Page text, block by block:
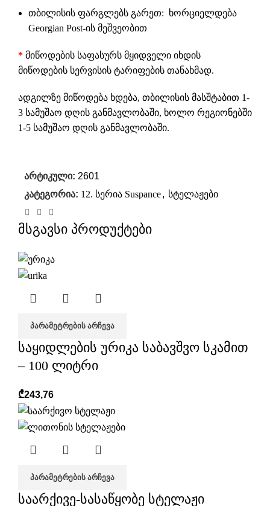
თბილისის ფარგლებს გარეთ: ხორციელდება
Georgian Post-ის მეშვეობით
* მიწოდების საფასურს მყიდველი იხდის
მიწოდების სერვისის ტარიფების თანახმად.
ადგილზე მიწოდება ხდება, თბილისის მასშტაბით 1-
3 სამუშაო დღის განმავლობაში, ხოლო რეგიონებში
1-5 სამუშაო დღის განმავლობაში.
არტიკული: 2601
კატეგორია: 12. სერია Suspance, სტელაჟები
მსგავსი პროდუქტები
ᲞᲐᲠᲐᲛᲔᲢᲠᲔᲑᲘᲡ ᲐᲠᲩᲔᲕᲐ
საყიდლების ურიკა საბავშვო სკამით
– 100 ლიტრი
₾243,76
ᲞᲐᲠᲐᲛᲔᲢᲠᲔᲑᲘᲡ ᲐᲠᲩᲔᲕᲐ
საარქივე-სასაწყობე სტელაჟი